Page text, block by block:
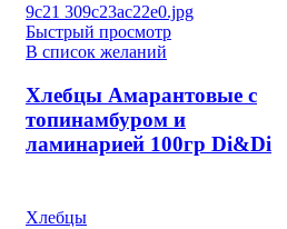
Быстрый просмотр
В список желаний
Хлебцы Амарантовые с
топинамбуром и
ламинарией 100гр Di&Di
Хлебцы